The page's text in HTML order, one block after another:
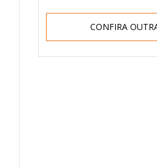
CONFIRA